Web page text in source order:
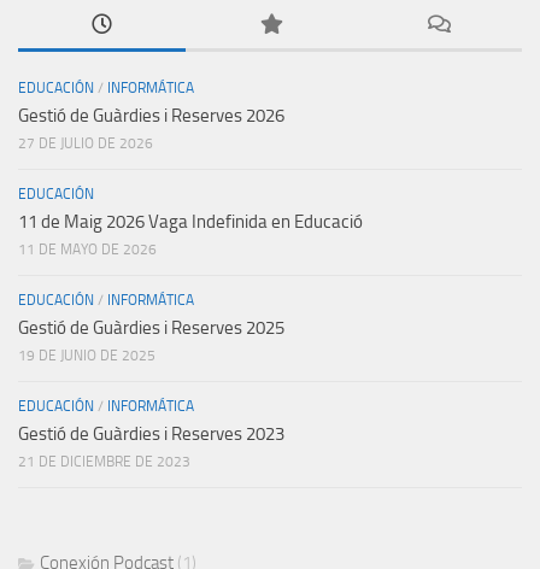
EDUCACIÓN / INFORMÁTICA
Gestió de Guàrdies i Reserves 2026
27 DE JULIO DE 2026
EDUCACIÓN
11 de Maig 2026 Vaga Indefinida en Educació
11 DE MAYO DE 2026
EDUCACIÓN / INFORMÁTICA
Gestió de Guàrdies i Reserves 2025
19 DE JUNIO DE 2025
EDUCACIÓN / INFORMÁTICA
Gestió de Guàrdies i Reserves 2023
21 DE DICIEMBRE DE 2023
Conexión Podcast (1)